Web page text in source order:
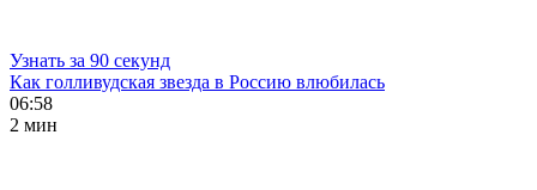
Узнать за 90 секунд
Как голливудская звезда в Россию влюбилась
06:58
2 мин